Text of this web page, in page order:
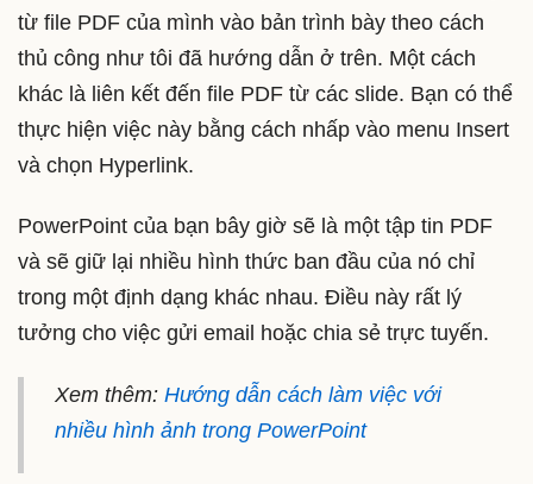
từ file PDF của mình vào bản trình bày theo cách
thủ công như tôi đã hướng dẫn ở trên. Một cách
khác là liên kết đến file PDF từ các slide. Bạn có thể
thực hiện việc này bằng cách nhấp vào menu Insert
và chọn Hyperlink.
PowerPoint của bạn bây giờ sẽ là một tập tin PDF
và sẽ giữ lại nhiều hình thức ban đầu của nó chỉ
trong một định dạng khác nhau. Điều này rất lý
tưởng cho việc gửi email hoặc chia sẻ trực tuyến.
Xem thêm: Hướng dẫn cách làm việc với
nhiều hình ảnh trong PowerPoint